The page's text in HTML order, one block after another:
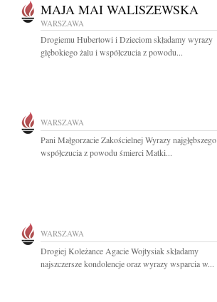
MAJA MAI WALISZEWSKA
WARSZAWA
Drogiemu Hubertowi i Dzieciom składamy wyrazy
głębokiego żalu i współczucia z powodu...
WARSZAWA
Pani Małgorzacie Zakościelnej Wyrazy najgłębszego
współczucia z powodu śmierci Matki...
WARSZAWA
Drogiej Koleżance Agacie Wojtysiak składamy
najszczersze kondolencje oraz wyrazy wsparcia w...